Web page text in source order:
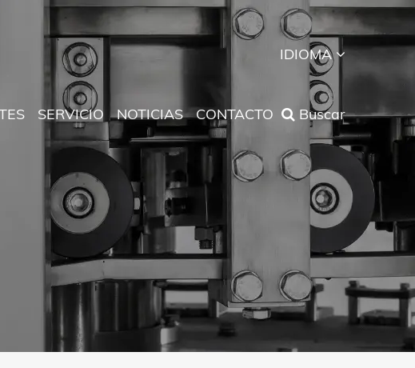
IDIOMA
SERVICIO NOTICIAS CONTACTO Buscar